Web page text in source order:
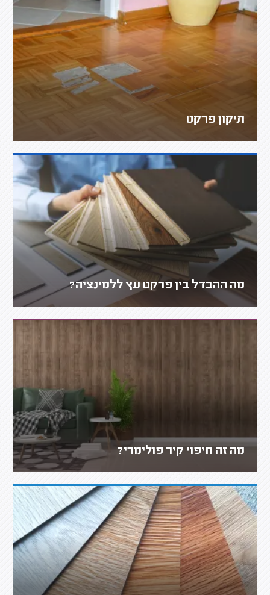
תיקון פרקט
מה ההבדל בין פרקט עץ ללמינציה?
מה זה חיפוי קיר פולימרי?